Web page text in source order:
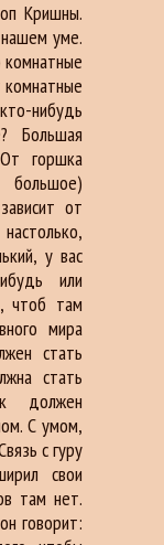
Кришны.
уме.
нибудь
Большая
горшка
большое)
от
у вас
или
чтоб там
мира
стать
стать
должен
С умом,
с гуру
свои
там нет.
говорит: